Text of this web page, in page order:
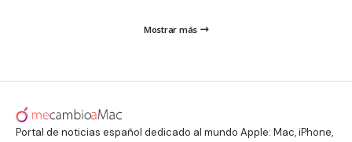
Mostrar más
Portal de noticias español dedicado al mundo Apple: Mac, iPhone,